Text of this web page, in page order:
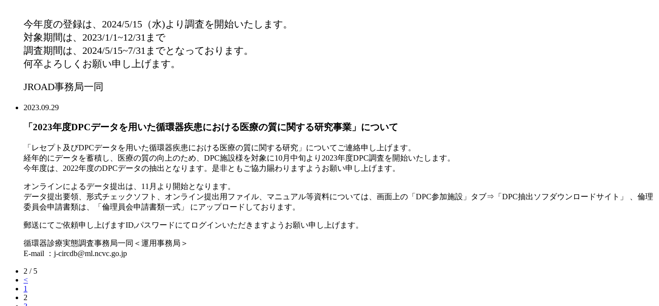
今年度の登録は、2024/5/15（水)より調査を開始いたします。
対象期間は、2023/1/1~12/31まで
調査期間は、2024/5/15~7/31までとなっております。
何卒よろしくお願い申し上げます。
JROAD事務局一同
2023.09.29
「2023年度DPCデータを用いた循環器疾患における医療の質に関する研究事業」について
「レセプト及びDPCデータを用いた循環器疾患における医療の質に関する研究」についてご連絡申し上げます。
経年的にデータを蓄積し、医療の質の向上のため、DPC施設様を対象に10月中旬より2023年度DPC調査を開始いたします。
今年度は、2022年度のDPCデータの抽出となります。是非ともご協力賜わりますようお願い申し上げます。
オンラインによるデータ提出は、11月より開始となります。
データ提出要領、形式チェックソフト、オンライン提出用ファイル、マニュアル等資料については、画面上の「DPC参加施設」タブ⇒「DPC抽出ソフダウンロードサイト」 、倫理
委員会申請書類は、「倫理員会申請書類一式」 にアップロードしております。
郵送にてご依頼申し上げますID,パスワードにてログインいただきますようお願い申し上げます。
循環器診療実態調査事務局一同＜運用事務局＞
E-mail ：j-circdb@ml.ncvc.go.jp
2 / 5
<
1
2